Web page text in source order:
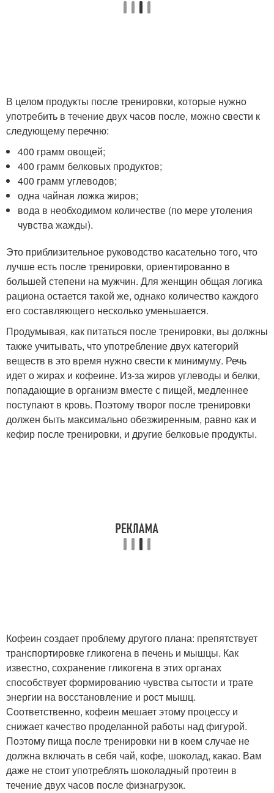
В целом продукты после тренировки, которые нужно
употребить в течение двух часов после, можно свести к
следующему перечню:
400 грамм овощей;
400 грамм белковых продуктов;
400 грамм углеводов;
одна чайная ложка жиров;
вода в необходимом количестве (по мере утоления
чувства жажды).
Это приблизительное руководство касательно того, что
лучше есть после тренировки, ориентированно в
большей степени на мужчин. Для женщин общая логика
рациона остается такой же, однако количество каждого
его составляющего несколько уменьшается.
Продумывая, как питаться после тренировки, вы должны
также учитывать, что употребление двух категорий
веществ в это время нужно свести к минимуму. Речь
идет о жирах и кофеине. Из-за жиров углеводы и белки,
попадающие в организм вместе с пищей, медленнее
поступают в кровь. Поэтому творог после тренировки
должен быть максимально обезжиренным, равно как и
кефир после тренировки, и другие белковые продукты.
Кофеин создает проблему другого плана: препятствует
транспортировке гликогена в печень и мышцы. Как
известно, сохранение гликогена в этих органах
способствует формированию чувства сытости и трате
энергии на восстановление и рост мышц.
Соответственно, кофеин мешает этому процессу и
снижает качество проделанной работы над фигурой.
Поэтому пища после тренировки ни в коем случае не
должна включать в себя чай, кофе, шоколад, какао. Вам
даже не стоит употреблять шоколадный протеин в
течение двух часов после физнагрузок.